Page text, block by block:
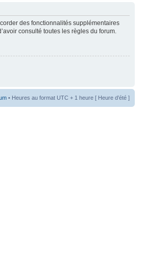
des fonctionnalités supplémentaires
consulté toutes les règles du forum.
• Heures au format UTC + 1 heure [ Heure d’été ]